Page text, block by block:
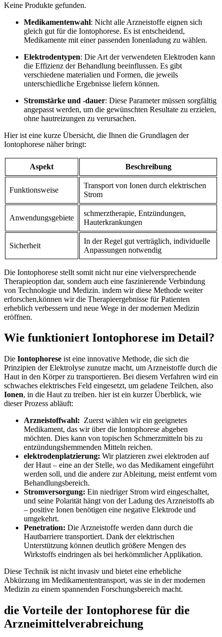
Keine Produkte gefunden.
Medikamentenwahl: Nicht alle Arzneistoffe‍ eignen‍ sich
gleich gut für die Iontophorese.⁤ Es ist entscheidend,
Medikamente⁢ mit einer passenden Ionenladung ⁤zu wählen.
Elektrodentypen: ⁤Die Art ⁣der verwendeten Elektroden kann
die Effizienz der Behandlung ‌beeinflussen. Es gibt
verschiedene materialien und ⁢Formen, die jeweils
unterschiedliche Ergebnisse‌ liefern können.
Stromstärke⁣ und -dauer: Diese Parameter⁤ müssen sorgfältig
angepasst​ werden, ​um die gewünschten Resultate zu erzielen,
ohne hautreizungen zu verursachen.
Hier ist eine kurze ⁤Übersicht, ⁢die Ihnen ⁢die Grundlagen der ​
Iontophorese näher bringt:
Aspekt Beschreibung
Funktionsweise
Transport von Ionen durch elektrischen
Strom
Anwendungsgebiete
schmerztherapie,⁣ Entzündungen,
⁣Hauterkrankungen
Sicherheit
In⁢ der Regel gut⁤ verträglich,​ individuelle​
Anpassungen notwendig
Die ‍Iontophorese stellt somit⁣ nicht​ nur eine vielversprechende
Therapieoption ‌dar, sondern‌ auch eine‍ faszinierende Verbindung
von Technologie und Medizin. indem‍ wir diese Methode weiter
erforschen,können wir die Therapieergebnisse für Patienten
erheblich ‌verbessern und ⁢neue‍ Wege in der​ modernen⁤ Medizin
⁢eröffnen.
Wie funktioniert Iontophorese im Detail?
Die⁣ Iontophorese ist‍ eine innovative Methode, die sich die
Prinzipien der⁤ Elektrolyse zunutze macht, um Arzneistoffe ‌durch ​die
Haut⁢ in⁤ den Körper zu transportieren.‌ Bei diesem⁣ Verfahren ⁣wird ein
schwaches​ elektrisches‌ Feld eingesetzt, um ⁤geladene ⁢Teilchen, also
Ionen, in die​ Haut zu treiben. hier ist ein kurzer Überblick, wie
dieser Prozess abläuft:
Arzneistoffwahl: ‌ Zuerst wählen wir ein geeignetes
Medikament,‍ das⁤ wir über die Iontophorese abgeben
möchten.⁢ Dies kann von topischen Schmerzmitteln bis zu
‌entzündungshemmenden Mitteln reichen.
elektrodenplatzierung: ⁤Wir platzieren​ zwei elektroden auf
der Haut – eine ⁤an‌ der Stelle, wo das Medikament eingeführt
werden soll, und die andere zur ⁣Ableitung, meist entfernt vom‍
Behandlungsbereich.
Stromversorgung: Ein‌ niedriger Strom wird eingeschaltet,
und ‍seine⁤ Polarität hängt von der Ladung des Arzneistoffs ab
– positive Ionen⁢ benötigen eine negative Elektrode und
umgekehrt.
Penetration: Die Arzneistoffe werden dann durch die
Hautbarriere‌ transportiert. ⁢Dank der elektrischen
Unterstützung können deutlich größere Mengen des
⁣Wirkstoffs eindringen⁤ als bei herkömmlicher Applikation.
Diese Technik ist nicht invasiv⁢ und bietet eine erhebliche
Abkürzung im Medikamententransport,⁣ was ⁤sie in ‍der modernen
Medizin‍ zu einem spannenden Forschungsbereich​ macht.
die ⁢Vorteile der Iontophorese​ für die
Arzneimittelverabreichung